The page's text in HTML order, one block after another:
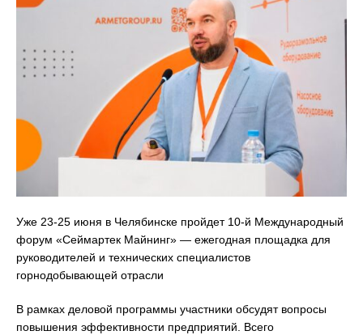
Уже 23-25 июня в Челябинске пройдет 10-й Международный
форум «Сеймартек Майнинг» — ежегодная площадка для
руководителей и технических специалистов
горнодобывающей отрасли
В рамках деловой программы участники обсудят вопросы
повышения эффективности предприятий. Всего